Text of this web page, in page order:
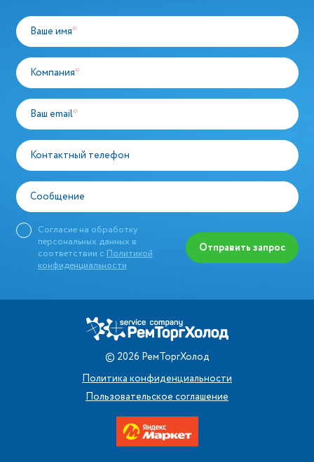
Ваше имя*
Компания*
Ваш email*
Контактный телефон
Сообщение
Согласие на обработку
персональных данных в
соответствии с Политикой
конфиденциальности
Отправить запрос
© 2026 РемТоргХолод
Политика конфиденциальности
Пользовательское соглашение